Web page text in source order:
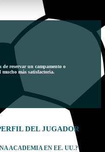
de reservar un campamento o
más satisfactoria.
DEL JUGADOR
ACADEMIA EN EE. UU.?